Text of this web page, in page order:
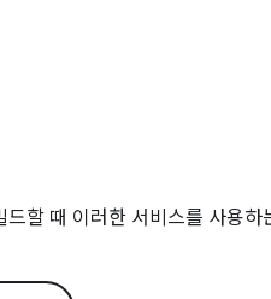
할 때 이러한 서비스를 사용하